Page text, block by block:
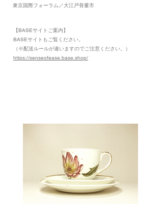
東京国際フォーラム／大江戸骨董市
【BASEサイトご案内】
​BASEサイトもご覧ください。
（※配送ルールが違いますのでご注意ください。）
https://senseofease.base.shop/